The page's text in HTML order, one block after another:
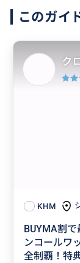
このガイ
KHM
BUYMA割
ンコールワ
全制覇！特
ク